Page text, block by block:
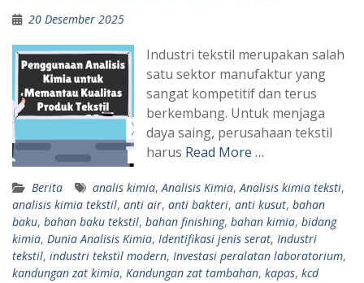
20 Desember 2025
Industri tekstil merupakan salah
satu sektor manufaktur yang
sangat kompetitif dan terus
berkembang. Untuk menjaga
daya saing, perusahaan tekstil
harus Read More …
Berita analis kimia, Analisis Kimia, Analisis kimia teksti,
analisis kimia tekstil, anti air, anti bakteri, anti kusut, bahan
baku, bahan baku tekstil, bahan finishing, bahan kimia, bidang
kimia, Dunia Analisis Kimia, Identifikasi jenis serat, Industri
tekstil, industri tekstil modern, Investasi peralatan laboratorium,
kandungan zat kimia, Kandungan zat tambahan, kapas, kcd